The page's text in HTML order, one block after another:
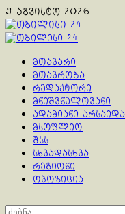
Skip
to
content
9 აგვისტო 2026
Primary
მთავარი
მთავრობა
რედაქტორი
მნიშვნელოვანი
ადამიანი
მსოფლიო
შსს
სხვადასხვა
რეგიონი
ოპოზიცია
ძებნა: